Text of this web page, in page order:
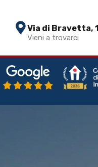
AFFITTO
Via di Bravetta,
Vieni a trovarci